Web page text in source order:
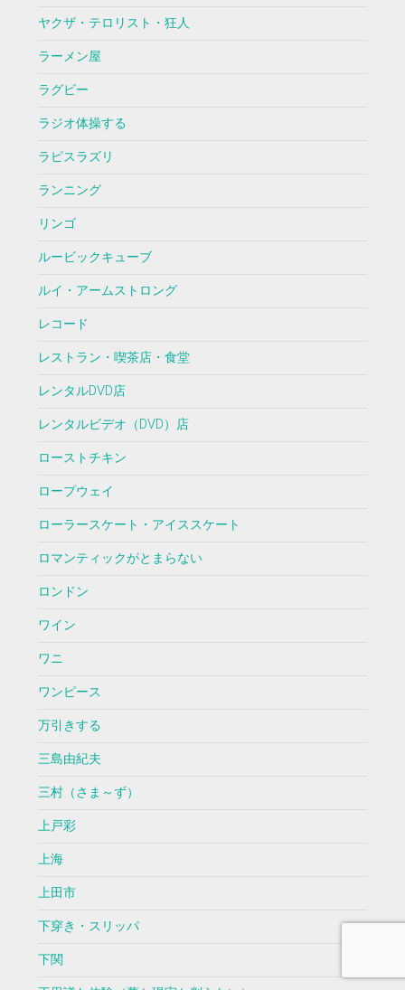
ヤクザ・テロリスト・狂人
ラーメン屋
ラグビー
ラジオ体操する
ラピスラズリ
ランニング
リンゴ
ルービックキューブ
ルイ・アームストロング
レコード
レストラン・喫茶店・食堂
レンタルDVD店
レンタルビデオ（DVD）店
ローストチキン
ロープウェイ
ローラースケート・アイススケート
ロマンティックがとまらない
ロンドン
ワイン
ワニ
ワンピース
万引きする
三島由紀夫
三村（さま～ず）
上戸彩
上海
上田市
下穿き・スリッパ
下関